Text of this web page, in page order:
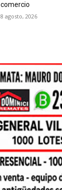
comercio
8 agosto, 2026